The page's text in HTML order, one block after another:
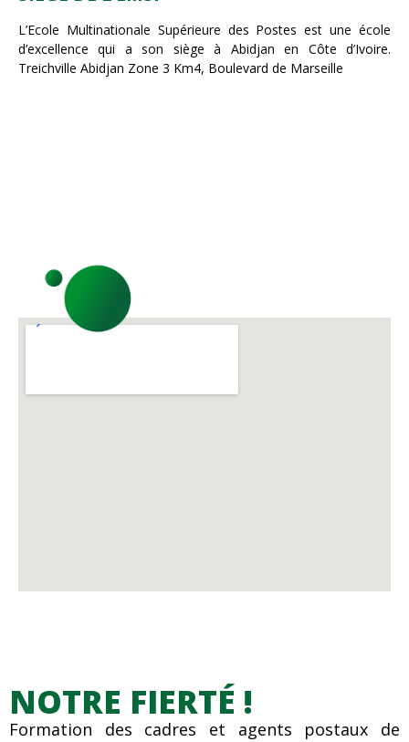
L’Ecole Multinationale Supérieure des Postes est une école
d’excellence qui a son siège à Abidjan en Côte d’Ivoire.
Treichville Abidjan Zone 3 Km4, Boulevard de Marseille
NOTRE FIERTÉ !
Formation des cadres et agents postaux de